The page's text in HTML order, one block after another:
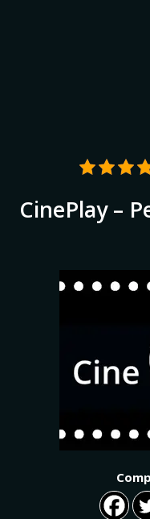
CinePlay –